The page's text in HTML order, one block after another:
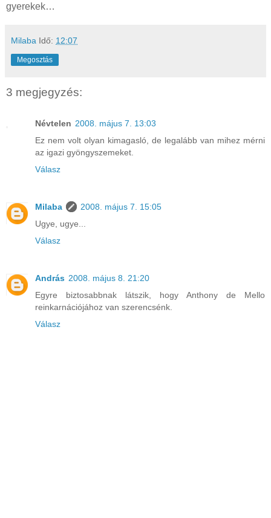
gyerekek…
Milaba Idő: 12:07
Megosztás
3 megjegyzés:
Névtelen 2008. május 7. 13:03
Ez nem volt olyan kimagasló, de legalább van mihez mérni
az igazi gyöngyszemeket.
Válasz
Milaba
2008. május 7. 15:05
Ugye, ugye...
Válasz
András 2008. május 8. 21:20
Egyre biztosabbnak látszik, hogy Anthony de Mello
reinkarnációjához van szerencsénk.
Válasz